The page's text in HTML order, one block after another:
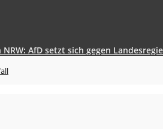
AfD setzt sich gegen